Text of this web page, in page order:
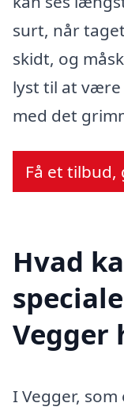
surt, når
skidt, og
lyst til at
med det
Få et
Hvad
Vegger
I Vegger,